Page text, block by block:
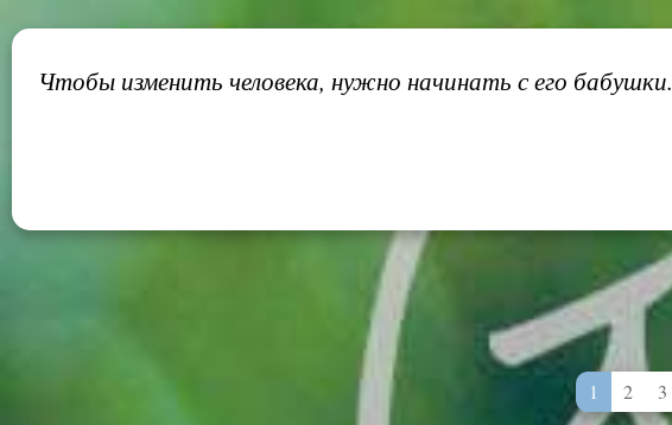
Чтобы изменить человека, нужно начинать с его бабушки.
1 2 3